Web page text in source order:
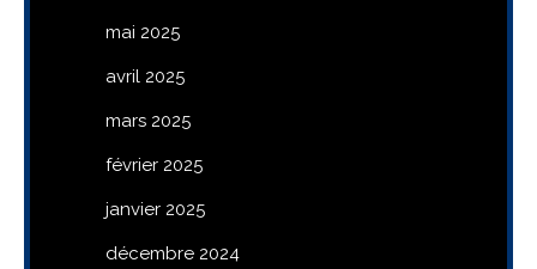
mai 2025
avril 2025
mars 2025
février 2025
janvier 2025
décembre 2024